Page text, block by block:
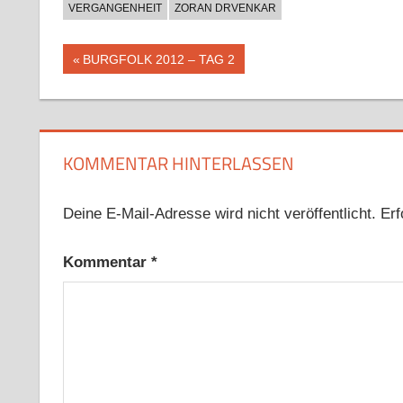
VERGANGENHEIT
ZORAN DRVENKAR
Beitragsnavigation
Vorheriger
BURGFOLK 2012 – TAG 2
KOMMENTAR HINTERLASSEN
Deine E-Mail-Adresse wird nicht veröffentlicht.
Kommentar *